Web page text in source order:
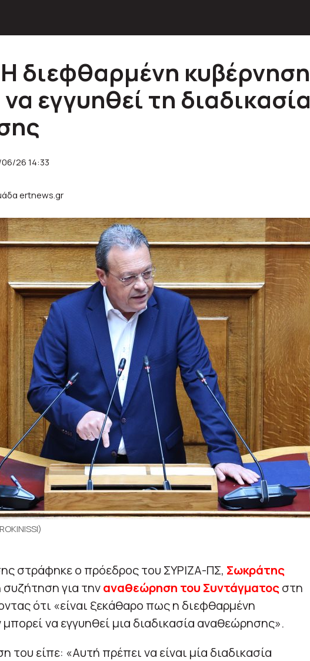
διεφθαρμένη κυβέρνηση
εγγυηθεί τη διαδικασία
26 14:33
ertnews.gr
στράφηκε ο πρόεδρος του ΣΥΡΙΖΑ-ΠΣ, Σωκράτης
συζήτηση για τηναναθεώρηση του Συντάγματοςστη
ότι «είναι ξεκάθαρο πως η διεφθαρμένη
να εγγυηθεί μια διαδικασία αναθεώρησης».
του είπε: «Αυτή πρέπει να είναι μία διαδικασία